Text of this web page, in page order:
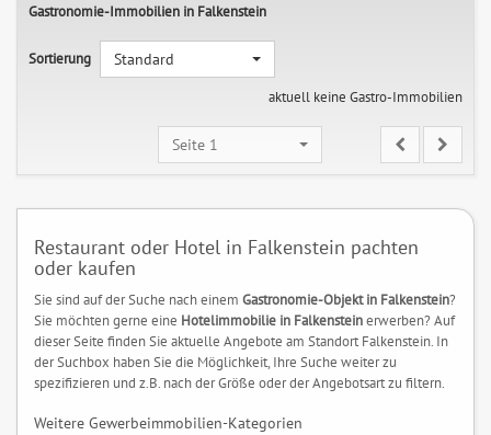
Gastronomie-Immobilien in Falkenstein
Sortierung
Standard
aktuell keine Gastro-Immobilien
Seite 1
Restaurant oder Hotel in Falkenstein pachten
oder kaufen
Sie sind auf der Suche nach einem Gastronomie-Objekt in Falkenstein?
Sie möchten gerne eine Hotelimmobilie in Falkensteinerwerben? Auf
dieser Seite finden Sie aktuelle Angebote am Standort Falkenstein. In
der Suchbox haben Sie die Möglichkeit, Ihre Suche weiter zu
spezifizieren und z.B. nach der Größe oder der Angebotsart zu filtern.
Weitere Gewerbeimmobilien-Kategorien